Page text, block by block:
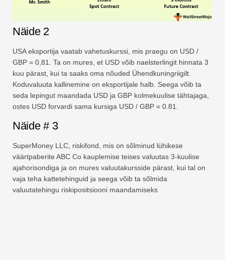
Näide 2
USA eksportija vaatab vahetuskurssi, mis praegu on USD /
GBP = 0,81. Ta on mures, et USD võib naelsterlingit hinnata 3
kuu pärast, kui ta saaks oma nõuded Ühendkuningriigilt.
Koduvaluuta kallinemine on eksportijale halb. Seega võib ta
seda lepingut maandada USD ja GBP kolmekuulise tähtajaga,
ostes USD forvardi sama kursiga USD / GBP = 0.81.
Näide # 3
SuperMoney LLC, riskifond, mis on sõlminud lühikese
väärtpaberite ABC Co kauplemise teises valuutas 3-kuulise
ajahorisondiga ja on mures valuutakursside pärast, kui tal on
vaja teha kattetehinguid ja seega võib ta sõlmida
valuutatehingu riskipositsiooni maandamiseks